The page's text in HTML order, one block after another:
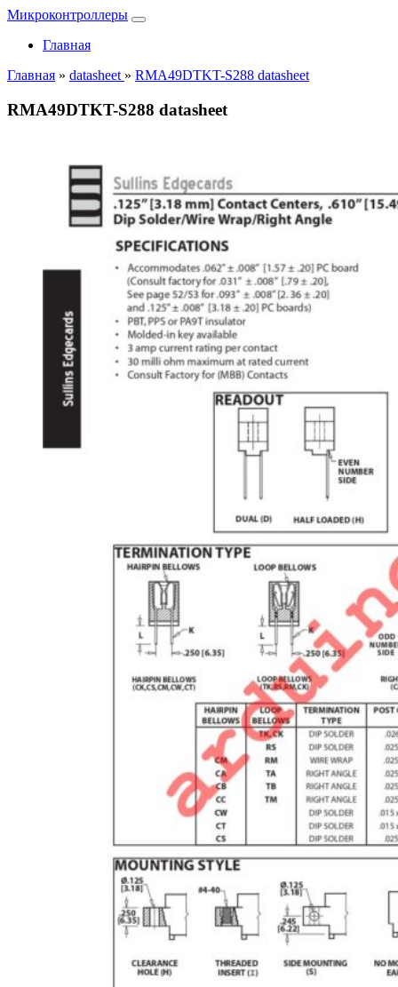
Микроконтроллеры
Главная
Главная » datasheet » RMA49DTKT-S288 datasheet
RMA49DTKT-S288 datasheet